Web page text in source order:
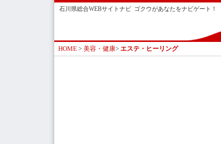
石川県総合WEBサイトナビ ゴクウがあなたをナビゲート！
HOME > 美容・健康> エステ・ヒーリング